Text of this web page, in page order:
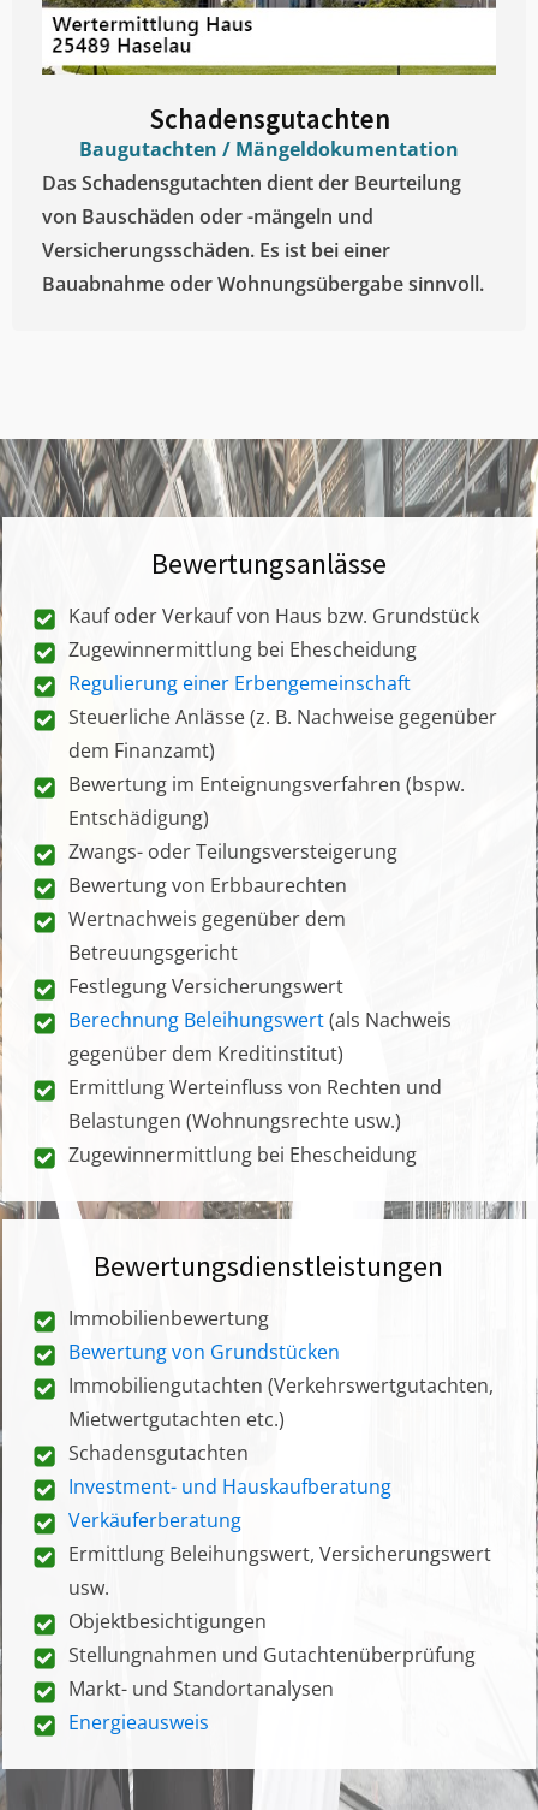
Schadensgutachten
Baugutachten / Mängeldokumentation
Das Schadensgutachten dient der Beurteilung
von Bauschäden oder -mängeln und
Versicherungsschäden. Es ist bei einer
Bauabnahme oder Wohnungsübergabe sinnvoll.
Bewertungsanlässe
Kauf oder Verkauf von Haus bzw. Grundstück
Zugewinnermittlung bei Ehescheidung
Regulierung einer Erbengemeinschaft
Steuerliche Anlässe (z. B. Nachweise gegenüber
dem Finanzamt)
Bewertung im Enteignungsverfahren (bspw.
Entschädigung)
Zwangs- oder Teilungsversteigerung
Bewertung von Erbbaurechten
Wertnachweis gegenüber dem
Betreuungsgericht
Festlegung Versicherungswert
Berechnung Beleihungswert(als Nachweis
gegenüber dem Kreditinstitut)
Ermittlung Werteinfluss von Rechten und
Belastungen (Wohnungsrechte usw.)
Zugewinnermittlung bei Ehescheidung
Bewertungsdienstleistungen
Immobilienbewertung
Bewertung von Grundstücken
Immobiliengutachten (Verkehrswertgutachten,
Mietwertgutachten etc.)
Schadensgutachten
Investment- und Hauskaufberatung
Verkäuferberatung
Ermittlung Beleihungswert, Versicherungswert
usw.
Objektbesichtigungen
Stellungnahmen und Gutachtenüberprüfung
Markt- und Standortanalysen
Energieausweis